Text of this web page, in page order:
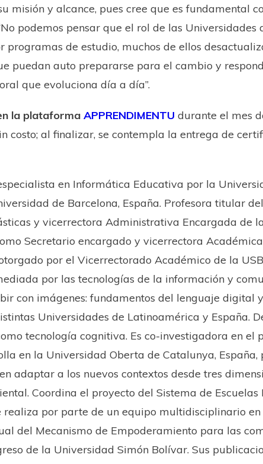
misión y alcance, pues cree que es fundamental
podemos pensar que el rol de las Universidades
de estudio, muchos de ellos
puedan auto prepararse para el cambio y
que evoluciona día a día”.
la plataforma APPRENDIMENTU durante el mes
costo; al finalizar, se contempla la entrega de
en Informática Educativa por la
de Barcelona, España. Profesora titular
y ​vicerrectora Administrativa Encargada de
Secretario encargado y vicerrectora
por el Vicerrectorado Académico de la
por las tecnologías de la información y
con imágenes: fundamentos del lenguaje digital
Universidades de Latinoamérica y España.
tecnología cognitiva​. Es co-investigadora en el
en la Universidad Oberta de Catalunya,
adaptar a los nuevos contextos desde tres
Coordina el proyecto del ​Sistema de Escuelas
realiza por parte de un equipo multidisciplinario en
del Mecanismo de Empoderamiento para las
de la Universidad Simón Bolívar. Sus